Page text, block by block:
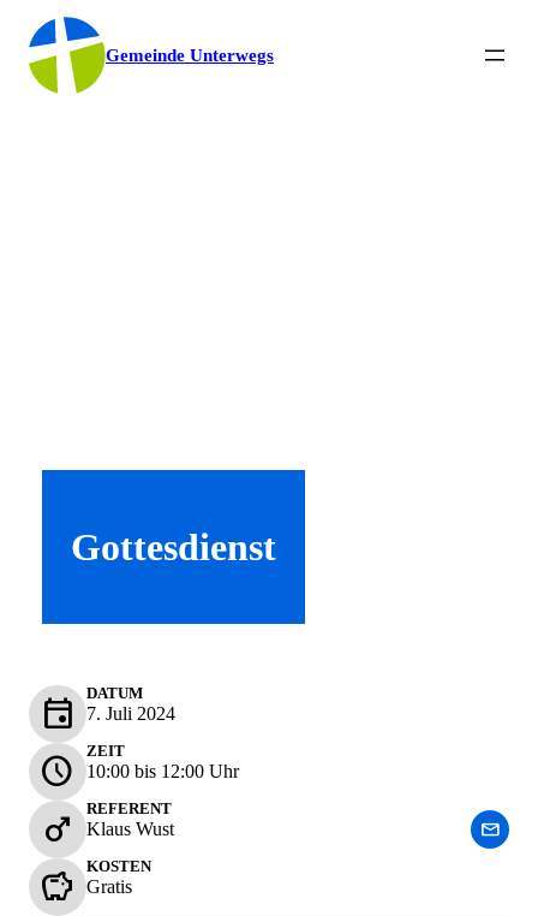
Gemeinde Unterwegs
Gottesdienst
event DATUM
7. Juli 2024
schedule ZEIT
10:00 bis 12:00 Uhr
male REFERENT
Klaus Wust mail
savings KOSTEN
Gratis